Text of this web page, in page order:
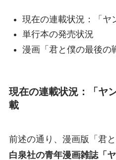
現在の連載状況：「ヤ
単行本の発売状況
漫画「君と僕の最後の
現在の連載状況：「ヤ
載
前述の通り、漫画版「君
白泉社の青年漫画雑誌「